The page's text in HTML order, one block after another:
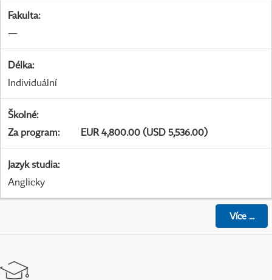
Fakulta:
—
Délka:
Individuální
Školné:
Za program: EUR 4,800.00 (USD 5,536.00)
Jazyk studia:
Anglicky
Více...